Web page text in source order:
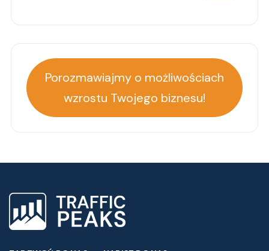
Porozmawiajmy o możliwościach
wzrostu Twojego biznesu!